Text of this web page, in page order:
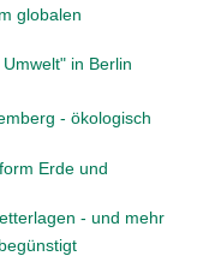
globalen
in Berlin
- ökologisch
Erde und
- und mehr